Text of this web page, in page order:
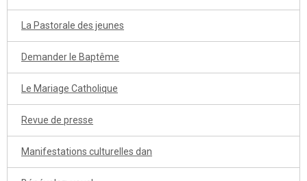
La Pastorale des jeunes
Demander le Baptême
Le Mariage Catholique
Revue de presse
Manifestations culturelles dan